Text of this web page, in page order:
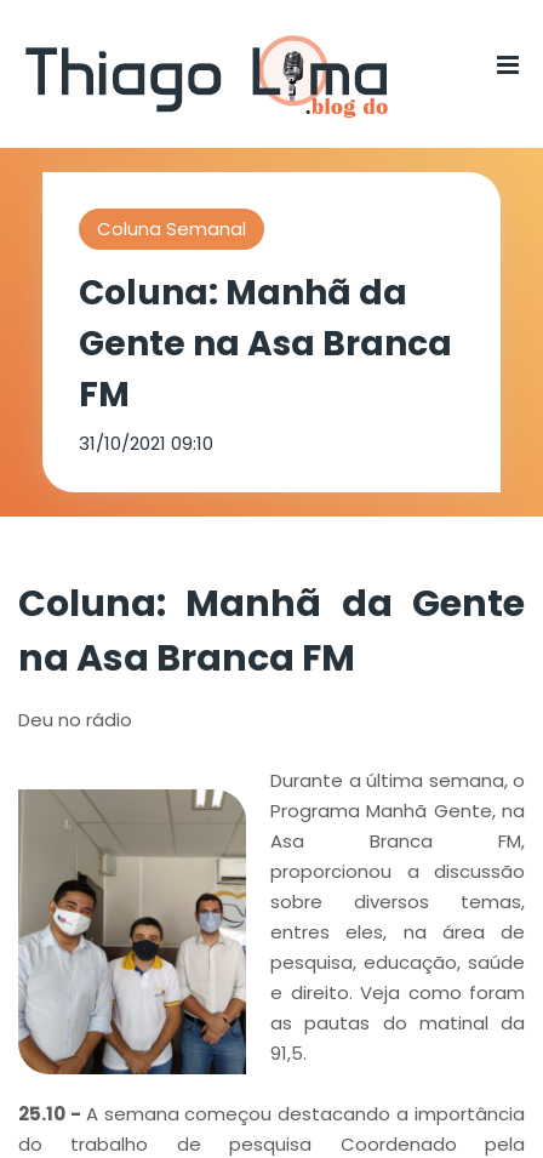
Coluna Semanal
Coluna: Manhã da
Gente na Asa Branca
FM
31/10/2021 09:10
Coluna: Manhã da Gente
na Asa Branca FM
Deu no rádio
Durante a última semana, o
Programa Manhã Gente, na
Asa Branca FM,
proporcionou a discussão
sobre diversos temas,
entres eles, na área de
pesquisa, educação, saúde
e direito. Veja como foram
as pautas do matinal da
91,5.
25.10 - A semana começou destacando a importância
do trabalho de pesquisa Coordenado pela